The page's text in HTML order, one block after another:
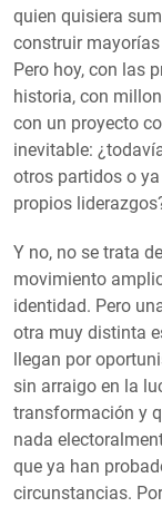
quien quisiera
construir
Pero hoy, con las
historia, con
con un proyecto
inevitable:
otros partidos o
propios
Y no, no se trata
movimiento
identidad. Pero
otra muy distinta
llegan por
sin arraigo en la
transformación y
nada
que ya han
circunstancias.